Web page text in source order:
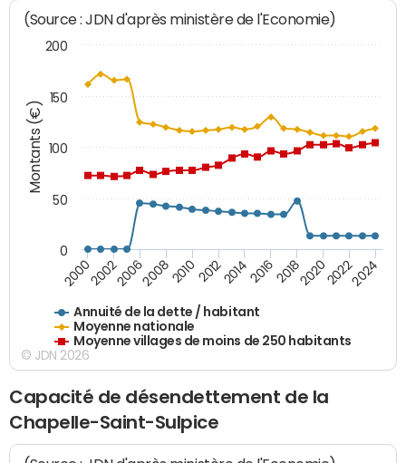
Montants (€)
(Source : JDN d'après ministère de l'Economie)
Annuité de la dette / habitant
Moyenne nationale
Moyenne villages de moins de 250 habitants
200020022006200820102012201420162018202020222024
0
50
100
150
200
© JDN 2026
Capacité de désendettement de la
Chapelle-Saint-Sulpice